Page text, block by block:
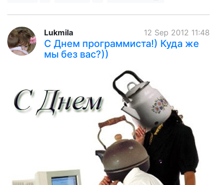
12 Sep 2012 11:48
Lukmila
С Днем программиста!) Куда же
мы без вас?))